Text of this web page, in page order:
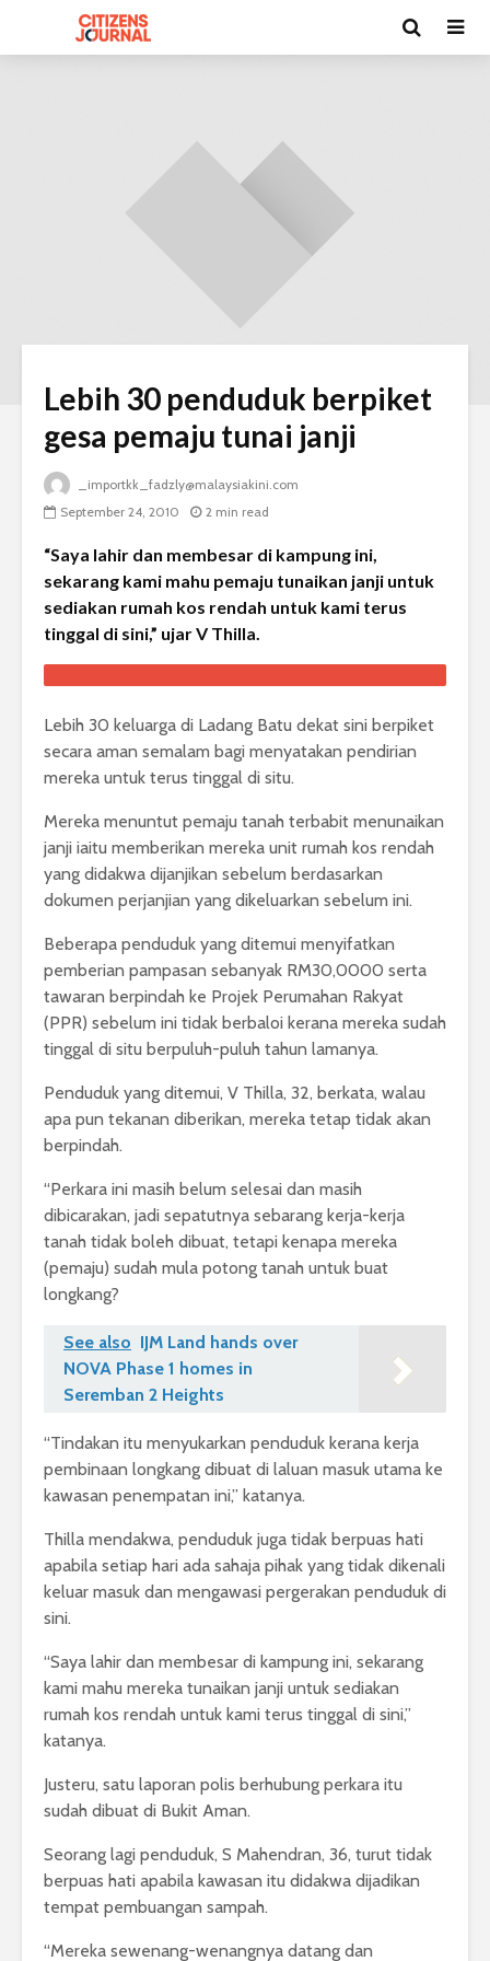
Lebih 30 penduduk berpiket
gesa pemaju tunai janji
_importkk_fadzly@malaysiakini.com
September 24, 2010
2 min read
“Saya lahir dan membesar di kampung ini,
sekarang kami mahu pemaju tunaikan janji untuk
sediakan rumah kos rendah untuk kami terus
tinggal di sini,” ujar V Thilla.
Lebih 30 keluarga di Ladang Batu dekat sini berpiket
secara aman semalam bagi menyatakan pendirian
mereka untuk terus tinggal di situ.
Mereka menuntut pemaju tanah terbabit menunaikan
janji iaitu memberikan mereka unit rumah kos rendah
yang didakwa dijanjikan sebelum berdasarkan
dokumen perjanjian yang dikeluarkan sebelum ini.
Beberapa penduduk yang ditemui menyifatkan
pemberian pampasan sebanyak RM30,0000 serta
tawaran berpindah ke Projek Perumahan Rakyat
(PPR) sebelum ini tidak berbaloi kerana mereka sudah
tinggal di situ berpuluh-puluh tahun lamanya.
Penduduk yang ditemui, V Thilla, 32, berkata, walau
apa pun tekanan diberikan, mereka tetap tidak akan
berpindah.
“Perkara ini masih belum selesai dan masih
dibicarakan, jadi sepatutnya sebarang kerja-kerja
tanah tidak boleh dibuat, tetapi kenapa mereka
(pemaju) sudah mula potong tanah untuk buat
longkang?
See also IJM Land hands over
NOVA Phase 1 homes in
Seremban 2 Heights
“Tindakan itu menyukarkan penduduk kerana kerja
pembinaan longkang dibuat di laluan masuk utama ke
kawasan penempatan ini,” katanya.
Thilla mendakwa, penduduk juga tidak berpuas hati
apabila setiap hari ada sahaja pihak yang tidak dikenali
keluar masuk dan mengawasi pergerakan penduduk di
sini.
“Saya lahir dan membesar di kampung ini, sekarang
kami mahu mereka tunaikan janji untuk sediakan
rumah kos rendah untuk kami terus tinggal di sini,”
katanya.
Justeru, satu laporan polis berhubung perkara itu
sudah dibuat di Bukit Aman.
Seorang lagi penduduk, S Mahendran, 36, turut tidak
berpuas hati apabila kawasan itu didakwa dijadikan
tempat pembuangan sampah.
“Mereka sewenang-wenangnya datang dan